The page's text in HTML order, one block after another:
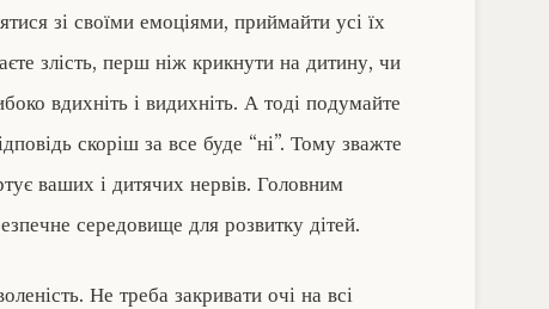
зі своїми емоціями, приймайти усі їх
злість, перш ніж крикнути на дитину, чи
вдихніть і видихніть. А тоді подумайте
скоріш за все буде “ні”. Тому зважте
ваших і дитячих нервів. Головним
середовище для розвитку дітей.
Не треба закривати очі на всі